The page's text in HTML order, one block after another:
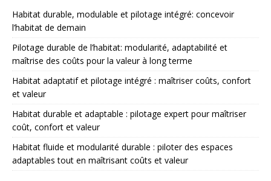
Habitat durable, modulable et pilotage intégré: concevoir
l’habitat de demain
Pilotage durable de l’habitat: modularité, adaptabilité et
maîtrise des coûts pour la valeur à long terme
Habitat adaptatif et pilotage intégré : maîtriser coûts, confort
et valeur
Habitat durable et adaptable : pilotage expert pour maîtriser
coût, confort et valeur
Habitat fluide et modularité durable : piloter des espaces
adaptables tout en maîtrisant coûts et valeur